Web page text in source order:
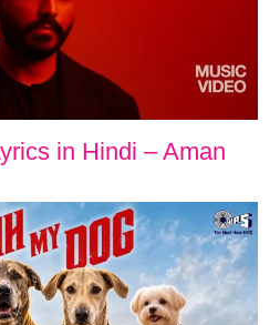
in Hindi – Aman